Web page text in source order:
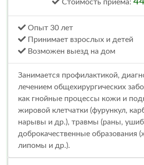
Стоимость приема:
Опыт 30 лет
Принимает взрослых и детей
Возможен выезд на дом
Занимается профилактикой,
лечением общехирургических
как гнойные процессы кожи и
жировой клетчатки (фурункул,
нарывы и др.), травмы (раны,
доброкачественные образования
липомы и др.).